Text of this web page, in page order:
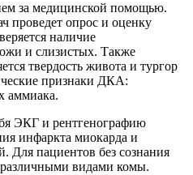
за медицинской помощью.
проведет опрос и оценку
наличие
и слизистых. Также
твердость живота и тургор
признаки ДКА:
аммиака.
ЭКГ и рентгенографию
инфаркта миокарда и
Для пациентов без сознания
различными видами комы.